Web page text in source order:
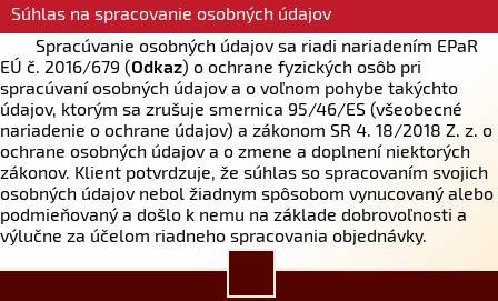
Súhlas na spracovanie osobných údajov
Spracúvanie osobných údajov sa riadi nariadením EPaR
EÚ č. 2016/679 (Odkaz) o ochrane fyzických osôb pri
spracúvaní osobných údajov a o voľnom pohybe takýchto
údajov, ktorým sa zrušuje smernica 95/46/ES (všeobecné
nariadenie o ochrane údajov) a zákonom SR 4. 18/2018 Z. z. o
ochrane osobných údajov a o zmene a doplnení niektorých
zákonov. Klient potvrdzuje, že súhlas so spracovaním svojich
osobných údajov nebol žiadnym spôsobom vynucovaný alebo
podmieňovaný a došlo k nemu na základe dobrovoľnosti a
výlučne za účelom riadneho spracovania objednávky.